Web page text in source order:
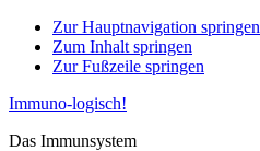
Zur Hauptnavigation springen
Zum Inhalt springen
Zur Fußzeile springen
Immuno-logisch!
Das Immunsystem